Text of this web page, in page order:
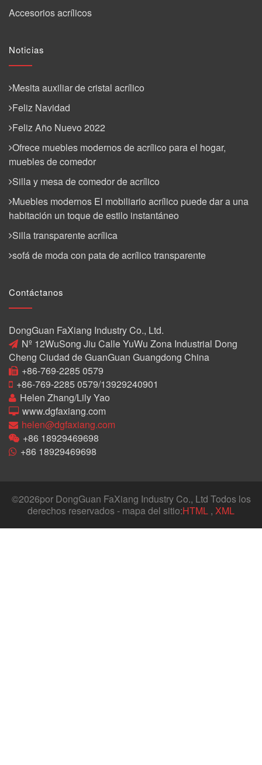
Accesorios acrílicos
Noticias
Mesita auxiliar de cristal acrílico
Feliz Navidad
Feliz Año Nuevo 2022
Ofrece muebles modernos de acrílico para el hogar,
muebles de comedor
Silla y mesa de comedor de acrílico
Muebles modernos El mobiliario acrílico puede dar a una
habitación un toque de estilo instantáneo
Silla transparente acrílica
sofá de moda con pata de acrílico transparente
Contáctanos
DongGuan FaXiang Industry Co., Ltd.
Nº 12WuSong Jiu Calle YuWu Zona Industrial Dong
Cheng Ciudad de GuanGuan Guangdong China
+86-769-2285 0579
+86-769-2285 0579/13929240901
Helen Zhang/Lily Yao
www.dgfaxiang.com
helen@dgfaxiang.com
+86 18929469698
+86 18929469698
©2026por DongGuan FaXiang Industry Co., Ltd Todos los
derechos reservados - mapa del sitio:HTML , XML